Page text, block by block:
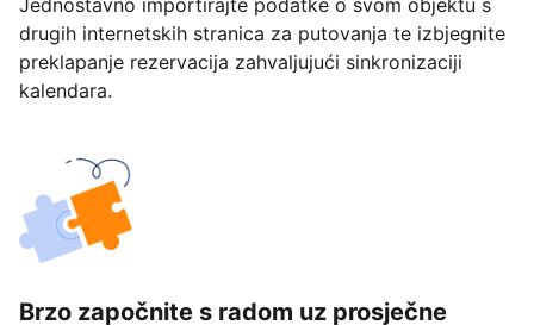
Jednostavno importirajte podatke o svom objektu s
drugih internetskih stranica za putovanja te izbjegnite
preklapanje rezervacija zahvaljujući sinkronizaciji
kalendara.
Brzo započnite s radom uz prosječne